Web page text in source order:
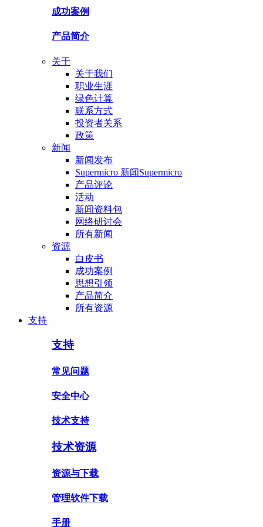
成功案例
产品简介
关于
关于我们
职业生涯
绿色计算
联系方式
投资者关系
政策
新闻
新闻发布
Supermicro 新闻Supermicro
产品评论
活动
新闻资料包
网络研讨会
所有新闻
资源
白皮书
成功案例
思想引领
产品简介
所有资源
支持
支持
常见问题
安全中心
技术支持
技术资源
资源与下载
管理软件下载
手册